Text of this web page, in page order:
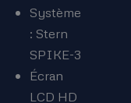
Système
: Stern
SPIKE-3
Écran
LCD HD